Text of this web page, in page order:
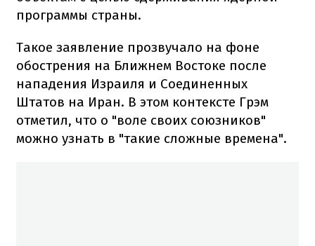
программы страны.
Такое заявление прозвучало на фоне
обострения на Ближнем Востоке после
нападения Израиля и Соединенных
Штатов на Иран. В этом контексте Грэм
отметил, что о "воле своих союзников"
можно узнать в "такие сложные времена".